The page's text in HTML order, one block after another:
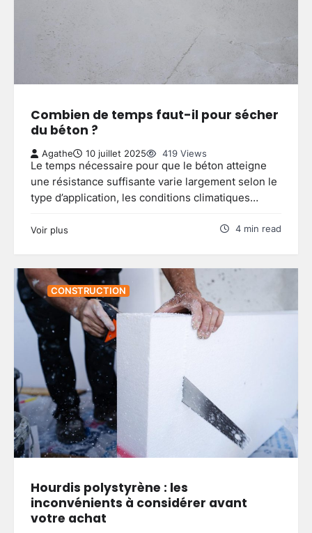
Combien de temps faut-il pour sécher
du béton ?
Agathe 10 juillet 2025 419 Views
Le temps nécessaire pour que le béton atteigne
une résistance suffisante varie largement selon le
type d’application, les conditions climatiques…
Voir plus 4 min read
CONSTRUCTION
Hourdis polystyrène : les
inconvénients à considérer avant
votre achat